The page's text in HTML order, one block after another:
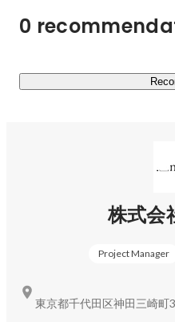
0
株式
Project Manager
東京都千代田区神田三崎町